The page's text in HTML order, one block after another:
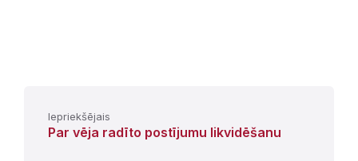
Iepriekšējais
Par vēja radīto postījumu likvidēšanu